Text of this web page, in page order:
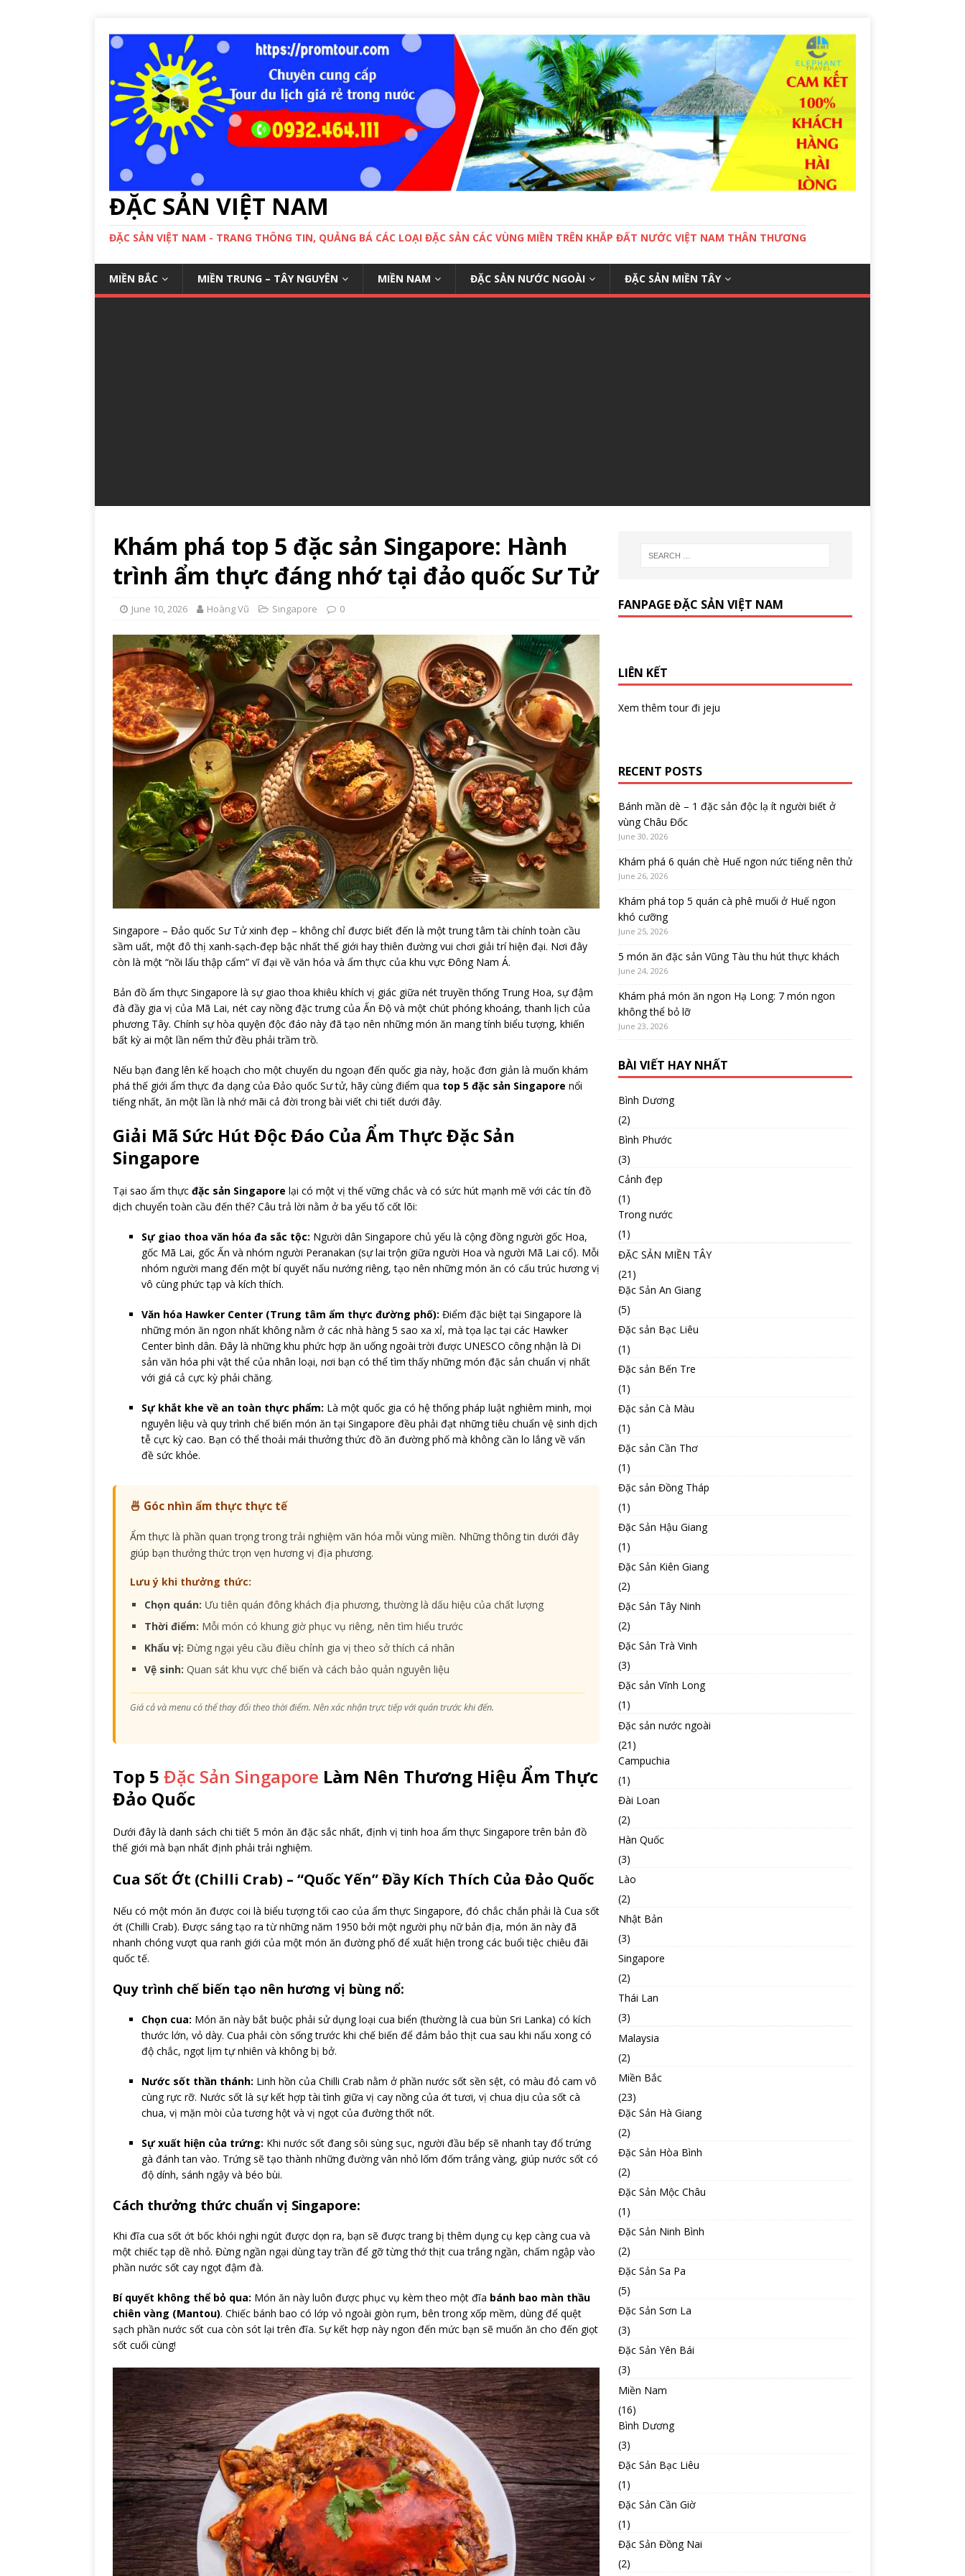
ĐẶC SẢN VIỆT NAM
ĐẶC SẢN VIỆT NAM - TRANG THÔNG TIN, QUẢNG BÁ CÁC LOẠI ĐẶC SẢN CÁC VÙNG MIỀN TRÊN KHẮP ĐẤT NƯỚC VIỆT NAM THÂN THƯƠNG
MIỀN BẮC MIỀN TRUNG – TÂY NGUYÊN MIỀN NAM ĐẶC SẢN NƯỚC NGOÀI ĐẶC SẢN MIỀN TÂY
Khám phá top 5 đặc sản Singapore: Hành
trình ẩm thực đáng nhớ tại đảo quốc Sư Tử
June 10, 2026 Hoàng Vũ Singapore 0
Singapore – Đảo quốc Sư Tử xinh đẹp – không chỉ được biết đến là một trung tâm tài chính toàn cầu
sầm uất, một đô thị xanh-sạch-đẹp bậc nhất thế giới hay thiên đường vui chơi giải trí hiện đại. Nơi đây
còn là một “nồi lẩu thập cẩm” vĩ đại về văn hóa và ẩm thực của khu vực Đông Nam Á.
Bản đồ ẩm thực Singapore là sự giao thoa khiêu khích vị giác giữa nét truyền thống Trung Hoa, sự đậm
đà đầy gia vị của Mã Lai, nét cay nồng đặc trưng của Ấn Độ và một chút phóng khoáng, thanh lịch của
phương Tây. Chính sự hòa quyện độc đáo này đã tạo nên những món ăn mang tính biểu tượng, khiến
bất kỳ ai một lần nếm thử đều phải trầm trồ.
Nếu bạn đang lên kế hoạch cho một chuyến du ngoạn đến quốc gia này, hoặc đơn giản là muốn khám
phá thế giới ẩm thực đa dạng của Đảo quốc Sư tử, hãy cùng điểm qua top 5 đặc sản Singapore nổi
tiếng nhất, ăn một lần là nhớ mãi cả đời trong bài viết chi tiết dưới đây.
Giải Mã Sức Hút Độc Đáo Của Ẩm Thực Đặc Sản
Singapore
Tại sao ẩm thực đặc sản Singapore lại có một vị thế vững chắc và có sức hút mạnh mẽ với các tín đồ
dịch chuyển toàn cầu đến thế? Câu trả lời nằm ở ba yếu tố cốt lõi:
Sự giao thoa văn hóa đa sắc tộc: Người dân Singapore chủ yếu là cộng đồng người gốc Hoa,
gốc Mã Lai, gốc Ấn và nhóm người Peranakan (sự lai trộn giữa người Hoa và người Mã Lai cổ). Mỗi
nhóm người mang đến một bí quyết nấu nướng riêng, tạo nên những món ăn có cấu trúc hương vị
vô cùng phức tạp và kích thích.
Văn hóa Hawker Center (Trung tâm ẩm thực đường phố): Điểm đặc biệt tại Singapore là
những món ăn ngon nhất không nằm ở các nhà hàng 5 sao xa xỉ, mà tọa lạc tại các Hawker
Center bình dân. Đây là những khu phức hợp ăn uống ngoài trời được UNESCO công nhận là Di
sản văn hóa phi vật thể của nhân loại, nơi bạn có thể tìm thấy những món đặc sản chuẩn vị nhất
với giá cả cực kỳ phải chăng.
Sự khắt khe về an toàn thực phẩm: Là một quốc gia có hệ thống pháp luật nghiêm minh, mọi
nguyên liệu và quy trình chế biến món ăn tại Singapore đều phải đạt những tiêu chuẩn vệ sinh dịch
tễ cực kỳ cao. Bạn có thể thoải mái thưởng thức đồ ăn đường phố mà không cần lo lắng về vấn
đề sức khỏe.
🍜 Góc nhìn ẩm thực thực tế
Ẩm thực là phần quan trọng trong trải nghiệm văn hóa mỗi vùng miền. Những thông tin dưới đây
giúp bạn thưởng thức trọn vẹn hương vị địa phương.
Lưu ý khi thưởng thức:
Chọn quán: Ưu tiên quán đông khách địa phương, thường là dấu hiệu của chất lượng
Thời điểm: Mỗi món có khung giờ phục vụ riêng, nên tìm hiểu trước
Khẩu vị: Đừng ngại yêu cầu điều chỉnh gia vị theo sở thích cá nhân
Vệ sinh: Quan sát khu vực chế biến và cách bảo quản nguyên liệu
Giá cả và menu có thể thay đổi theo thời điểm. Nên xác nhận trực tiếp với quán trước khi đến.
Top 5 Đặc Sản Singapore Làm Nên Thương Hiệu Ẩm Thực
Đảo Quốc
Dưới đây là danh sách chi tiết 5 món ăn đặc sắc nhất, định vị tinh hoa ẩm thực Singapore trên bản đồ
thế giới mà bạn nhất định phải trải nghiệm.
Cua Sốt Ớt (Chilli Crab) – “Quốc Yến” Đầy Kích Thích Của Đảo Quốc
Nếu có một món ăn được coi là biểu tượng tối cao của ẩm thực Singapore, đó chắc chắn phải là Cua sốt
ớt (Chilli Crab). Được sáng tạo ra từ những năm 1950 bởi một người phụ nữ bản địa, món ăn này đã
nhanh chóng vượt qua ranh giới của một món ăn đường phố để xuất hiện trong các buổi tiệc chiêu đãi
quốc tế.
Quy trình chế biến tạo nên hương vị bùng nổ:
Chọn cua: Món ăn này bắt buộc phải sử dụng loại cua biển (thường là cua bùn Sri Lanka) có kích
thước lớn, vỏ dày. Cua phải còn sống trước khi chế biến để đảm bảo thịt cua sau khi nấu xong có
độ chắc, ngọt lịm tự nhiên và không bị bở.
Nước sốt thần thánh: Linh hồn của Chilli Crab nằm ở phần nước sốt sền sệt, có màu đỏ cam vô
cùng rực rỡ. Nước sốt là sự kết hợp tài tình giữa vị cay nồng của ớt tươi, vị chua dịu của sốt cà
chua, vị mặn mòi của tương hột và vị ngọt của đường thốt nốt.
Sự xuất hiện của trứng: Khi nước sốt đang sôi sùng sục, người đầu bếp sẽ nhanh tay đổ trứng
gà đánh tan vào. Trứng sẽ tạo thành những đường vân nhỏ lốm đốm trắng vàng, giúp nước sốt có
độ dính, sánh ngậy và béo bùi.
Cách thưởng thức chuẩn vị Singapore:
Khi đĩa cua sốt ớt bốc khói nghi ngút được dọn ra, bạn sẽ được trang bị thêm dụng cụ kẹp càng cua và
một chiếc tạp dề nhỏ. Đừng ngần ngại dùng tay trần để gỡ từng thớ thịt cua trắng ngần, chấm ngập vào
phần nước sốt cay ngọt đậm đà.
Bí quyết không thể bỏ qua: Món ăn này luôn được phục vụ kèm theo một đĩa bánh bao màn thầu
chiên vàng (Mantou). Chiếc bánh bao có lớp vỏ ngoài giòn rụm, bên trong xốp mềm, dùng để quệt
sạch phần nước sốt cua còn sót lại trên đĩa. Sự kết hợp này ngon đến mức bạn sẽ muốn ăn cho đến giọt
sốt cuối cùng!
FANPAGE ĐẶC SẢN VIỆT NAM
LIÊN KẾT
Xem thêmtour đi jeju
RECENT POSTS
Bánh mần dè – 1 đặc sản độc lạ ít người biết ở
vùng Châu Đốc
June 30, 2026
Khám phá 6 quán chè Huế ngon nức tiếng nên thử
June 26, 2026
Khám phá top 5 quán cà phê muối ở Huế ngon
khó cưỡng
June 25, 2026
5 món ăn đặc sản Vũng Tàu thu hút thực khách
June 24, 2026
Khám phá món ăn ngon Hạ Long: 7 món ngon
không thể bỏ lỡ
June 23, 2026
BÀI VIẾT HAY NHẤT
Bình Dương
(2)
Bình Phước
(3)
Cảnh đẹp
(1)
Trong nước
(1)
ĐẶC SẢN MIỀN TÂY
(21)
Đặc Sản An Giang
(5)
Đặc sản Bạc Liêu
(1)
Đặc sản Bến Tre
(1)
Đặc sản Cà Màu
(1)
Đặc sản Cần Thơ
(1)
Đặc sản Đồng Tháp
(1)
Đặc Sản Hậu Giang
(1)
Đặc Sản Kiên Giang
(2)
Đặc Sản Tây Ninh
(2)
Đặc Sản Trà Vinh
(3)
Đặc sản Vĩnh Long
(1)
Đặc sản nước ngoài
(21)
Campuchia
(1)
Đài Loan
(2)
Hàn Quốc
(3)
Lào
(2)
Nhật Bản
(3)
Singapore
(2)
Thái Lan
(3)
Malaysia
(2)
Miền Bắc
(23)
Đặc Sản Hà Giang
(2)
Đặc Sản Hòa Bình
(2)
Đặc Sản Mộc Châu
(1)
Đặc Sản Ninh Bình
(2)
Đặc Sản Sa Pa
(5)
Đặc Sản Sơn La
(3)
Đặc Sản Yên Bái
(3)
Miền Nam
(16)
Bình Dương
(3)
Đặc Sản Bạc Liêu
(1)
Đặc Sản Cần Giờ
(1)
Đặc Sản Đồng Nai
(2)